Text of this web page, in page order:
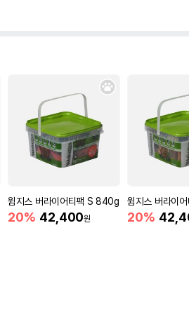
윔지스 버라이어티팩 S 840g
20% 42,400원
윔지스 버라이
20%